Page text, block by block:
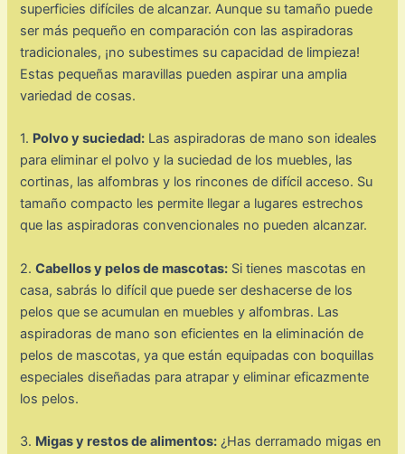
superficies difíciles de alcanzar. Aunque su tamaño puede
ser más pequeño en comparación con las aspiradoras
tradicionales, ¡no subestimes su capacidad de limpieza!
Estas pequeñas maravillas pueden aspirar una amplia
variedad de cosas.
1. Polvo y suciedad: Las aspiradoras de mano son ideales
para eliminar el polvo y la suciedad de los muebles, las
cortinas, las alfombras y los rincones de difícil acceso. Su
tamaño compacto les permite llegar a lugares estrechos
que las aspiradoras convencionales no pueden alcanzar.
2.Cabellos y pelos de mascotas: Si tienes mascotas en
casa, sabrás lo difícil que puede ser deshacerse de los
pelos que se acumulan en muebles y alfombras. Las
aspiradoras de mano son eficientes en la eliminación de
pelos de mascotas, ya que están equipadas con boquillas
especiales diseñadas para atrapar y eliminar eficazmente
los pelos.
3. Migas y restos de alimentos: ¿Has derramado migas en